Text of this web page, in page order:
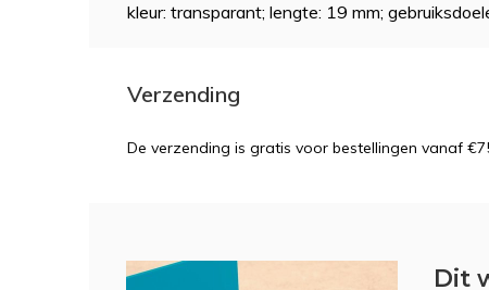
kleur: transparant; lengte: 19 mm;
Verzending
De verzending is gratis voor bestellingen vanaf
Dit